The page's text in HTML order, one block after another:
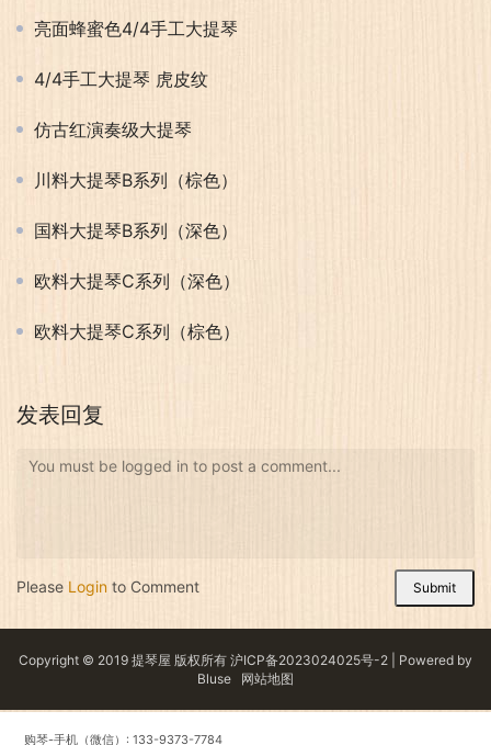
亮面蜂蜜色4/4手工大提琴
4/4手工大提琴 虎皮纹
仿古红演奏级大提琴
川料大提琴B系列（棕色）
国料大提琴B系列（深色）
欧料大提琴C系列（深色）
欧料大提琴C系列（棕色）
发表回复
You must be logged in to post a comment...
Please Login to Comment Submit
Copyright © 2019 提琴屋 版权所有 沪ICP备2023024025号-2 | Powered by
Bluse 网站地图
购琴-手机（微信）: 133-9373-7784